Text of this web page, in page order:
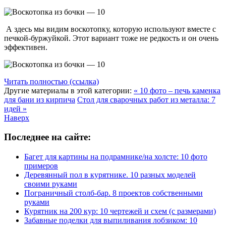
А здесь мы видим воскотопку, которую используют вместе с
печкой-буржуйкой. Этот вариант тоже не редкость и он очень
эффективен.
Читать полностью (ссылка)
Другие материалы в этой категории: « 10 фото – печь каменка
для бани из кирпича Стол для сварочных работ из металла: 7
идей »
Наверх
Последнее на сайте:
Багет для картины на подрамнике/на холсте: 10 фото
примеров
Деревянный пол в курятнике. 10 разных моделей
своими руками
Пограничный столб-бар. 8 проектов собственными
руками
Курятник на 200 кур: 10 чертежей и схем (с размерами)
Забавные поделки для выпиливания лобзиком: 10